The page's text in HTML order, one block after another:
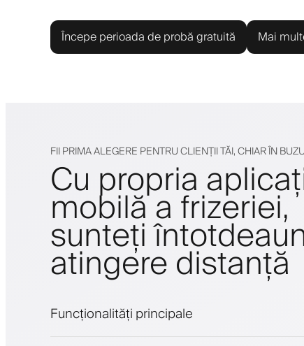
Începe perioada de probă gratuită Mai
FII PRIMA ALEGERE PENTRU CLIENȚII TĂI, CHIAR ÎN
Cu propria
mobilă a frizeriei,
sunteți
atingere distanță
Funcționalități principale